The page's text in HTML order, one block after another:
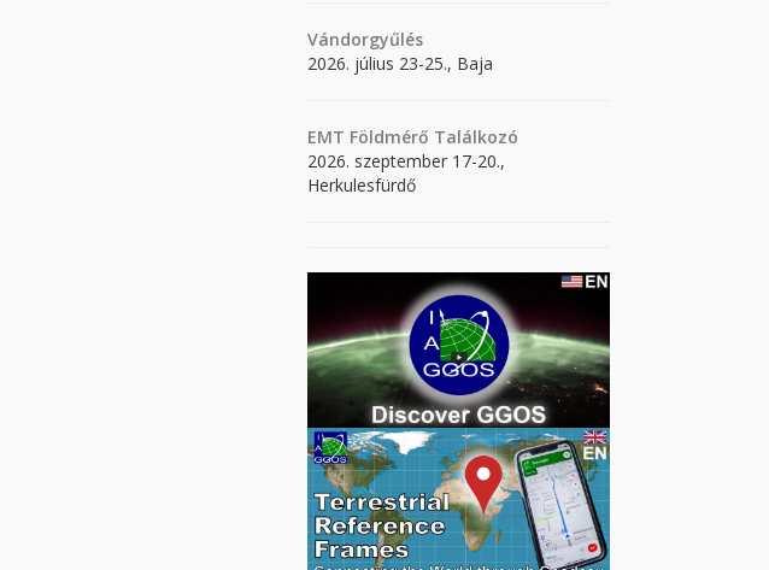
Vándorgyűlés
2026. július 23-25., Baja
EMT Földmérő Találkozó
2026. szeptember 17-20.,
Herkulesfürdő